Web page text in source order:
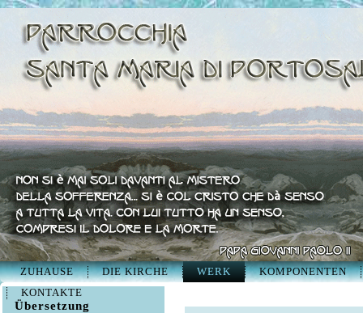
ZUHAUSE DIE KIRCHE WERK
KOMPONENTEN
KONTAKTE
Übersetzung